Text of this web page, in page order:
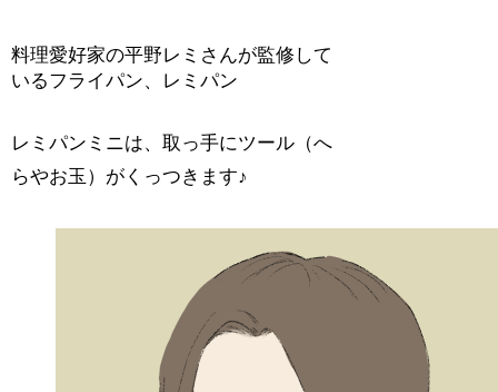
料理愛好家の平野レミさんが監修して
いるフライパン、レミパン
レミパンミニは、取っ手にツール（へ
らやお玉）がくっつきます♪